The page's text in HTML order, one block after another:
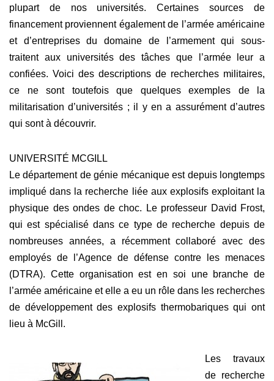
plupart de nos universités. Certaines sources de
financement proviennent également de l’armée américaine
et d’entreprises du domaine de l’armement qui sous-
traitent aux universités des tâches que l’armée leur a
confiées. Voici des descriptions de recherches militaires,
ce ne sont toutefois que quelques exemples de la
militarisation d’universités ; il y en a assurément d’autres
qui sont à découvrir.
UNIVERSITÉ MCGILL
Le département de génie mécanique est depuis longtemps
impliqué dans la recherche liée aux explosifs exploitant la
physique des ondes de choc. Le professeur David Frost,
qui est spécialisé dans ce type de recherche depuis de
nombreuses années, a récemment collaboré avec des
employés de l’Agence de défense contre les menaces
(DTRA). Cette organisation est en soi une branche de
l’armée américaine et elle a eu un rôle dans les recherches
de développement des explosifs thermobariques qui ont
lieu à McGill.
Les travaux
de recherche